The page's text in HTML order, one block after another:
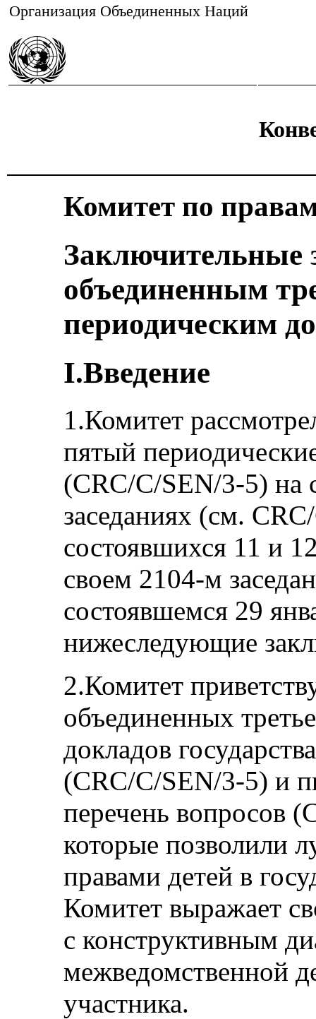
Организация Объединенных Наций
Комитет по
Заключительные
объединенным
периодическим
I.Введение
1.Комитет
пятый
(CRC/C/SEN/3-5) на
заседаниях (см.
состоявшихся 11 и
своем 2104-м
состоявшемся 29
нижеследующие
2.Комитет
объединенных
докладов
(CRC/C/SEN/3-5) и
перечень вопросов
которые позволили
правами детей в
Комитет выражает
с конструктивным
межведомственной
участника.